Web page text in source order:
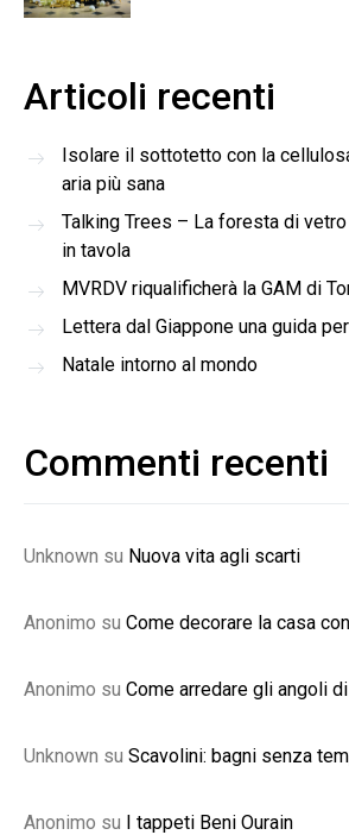
Articoli recenti
Isolare il sottotetto con la
aria più sana
Talking Trees – La foresta di
in tavola
MVRDV riqualificherà la GAM di
Lettera dal Giappone una guida
Natale intorno al mondo
Commenti recenti
Unknown su Nuova vita agli scarti
Anonimo su Come decorare la casa
Anonimo su Come arredare gli angoli
Unknown su Scavolini: bagni senza
Anonimo su I tappeti Beni Ourain